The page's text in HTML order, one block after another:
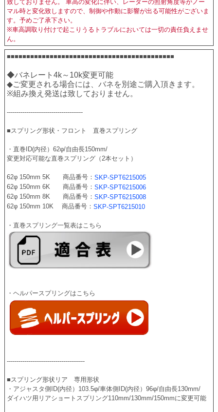
致しておりません。 車高の変化に伴い、レーダーの照射角度等がノー
マル時と変化致しますので、制御や作動に影響が出る可能性がございま
す。予めご了承下さい。
※車高調取り付けで起こりうるトラブルにおいては一切の責任負えませ
ん。
■■■■■■■■■■■■■■■■■■■■■■■■■■■■■■■■■■■■■■■■■■■
◆バネレート4k～10k変更可能
◆ご変更される場合には、バネを別途ご購入頂きます。
※組み換え発送は致しておりません。
---------------------------------------
■スプリング形状・フロント　直巻スプリング
・直巻ID(内径）62φ/自由長150mm/
変更対応可能な直巻スプリング（2本セット）
62φ 150mm 5K　　商品番号：SKP-SPT6215005
62φ 150mm 6K　　商品番号：SKP-SPT6215006
62φ 150mm 8K　　商品番号：SKP-SPT6215008
62φ 150mm 10K　 商品番号：SKP-SPT6215010
・直巻スプリング一覧表はこちら
----------------------------------------
■スプリング形状リア　専用形状
・アジャスタ側ID(内径）103.5φ/車体側ID(内径）96φ/自由長130mm/
ダイハツ用リアショートスプリング110mm/130mm/150mmに変更可能